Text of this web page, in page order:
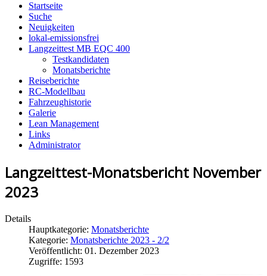
Startseite
Suche
Neuigkeiten
lokal-emissionsfrei
Langzeittest MB EQC 400
Testkandidaten
Monatsberichte
Reiseberichte
RC-Modellbau
Fahrzeughistorie
Galerie
Lean Management
Links
Administrator
Langzeittest-Monatsbericht November
2023
Details
Hauptkategorie: Monatsberichte
Kategorie: Monatsberichte 2023 - 2/2
Veröffentlicht: 01. Dezember 2023
Zugriffe: 1593